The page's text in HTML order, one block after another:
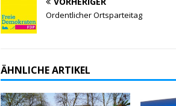
Ordentlicher Ortsparteitag
ÄHNLICHE ARTIKEL